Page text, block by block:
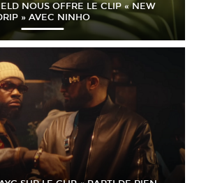
NOUS OFFRE LE CLIP « NEW
» AVEC NINHO